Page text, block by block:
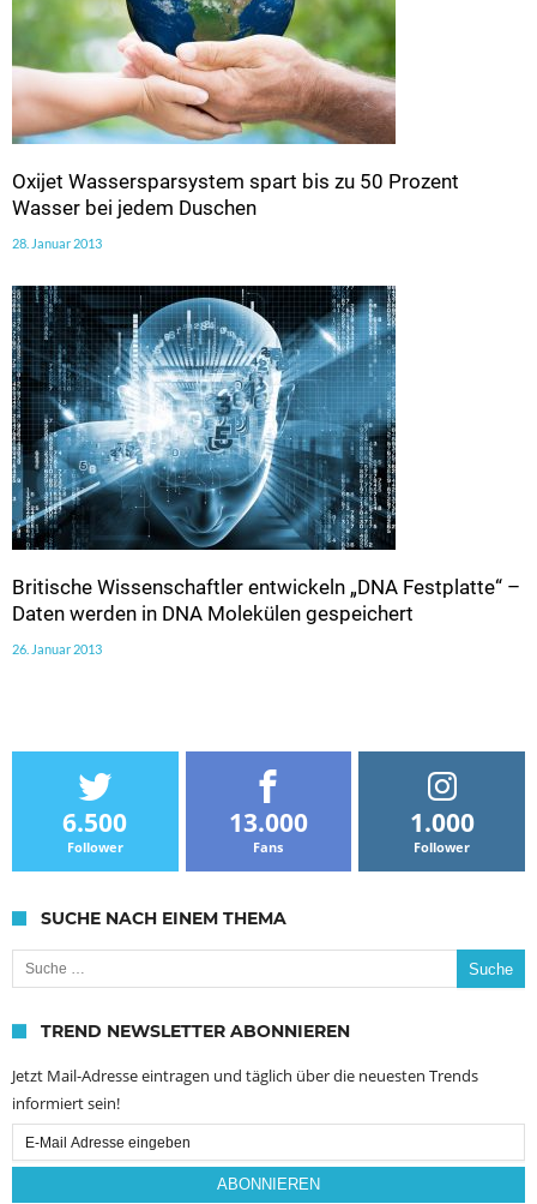
Oxijet Wassersparsystem spart bis zu 50 Prozent
Wasser bei jedem Duschen
28. Januar 2013
Britische Wissenschaftler entwickeln „DNA Festplatte“ –
Daten werden in DNA Molekülen gespeichert
26. Januar 2013
6.500
Follower
13.000
Fans
1.000
Follower
SUCHE NACH EINEM THEMA
Suche nach:
TREND NEWSLETTER ABONNIEREN
Jetzt Mail-Adresse eintragen und täglich über die neuesten Trends
informiert sein!
Email
Subscription
ABONNIEREN